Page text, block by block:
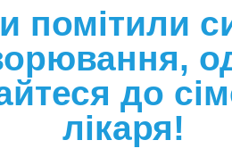
помітили
до
лікаря!